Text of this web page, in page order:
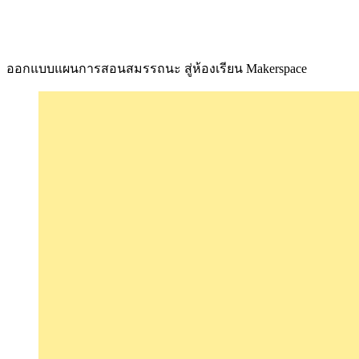
ออกแบบแผนการสอนสมรรถนะ สู่ห้องเรียน Makerspace